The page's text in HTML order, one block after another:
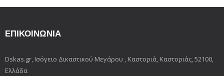
ΕΠΙΚΟΙΝΩΝΊΑ
Dskas.gr, Ισόγειο Δικαστικού Μεγάρου , Καστοριά, Καστοριάς, 52100,
Ελλάδα